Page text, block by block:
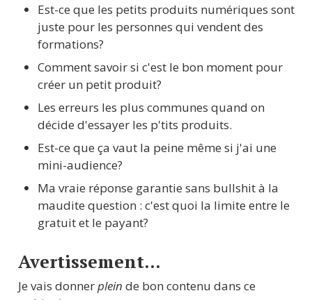
Est-ce que les petits produits numériques sont
juste pour les personnes qui vendent des
formations?
Comment savoir si c'est le bon moment pour
créer un petit produit?
Les erreurs les plus communes quand on
décide d'essayer les p'tits produits.
Est-ce que ça vaut la peine même si j'ai une
mini-audience?
Ma vraie réponse garantie sans bullshit à la
maudite question : c'est quoi la limite entre le
gratuit et le payant?
Avertissement…
Je vais donner plein de bon contenu dans ce